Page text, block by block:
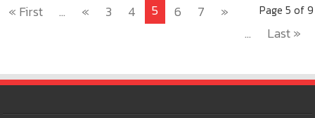
Page 5 of 9
« First ... « 3 4 5 6 7
»
...
Last »